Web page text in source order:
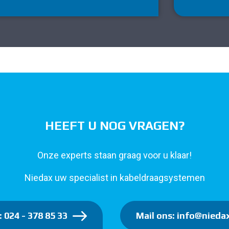
HEEFT U NOG VRAGEN?
Onze experts staan graag voor u klaar!
Niedax uw specialist in kabeldraagsystemen
024 - 378 85 33 Mail ons: